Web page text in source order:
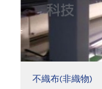
不織布(非織物)